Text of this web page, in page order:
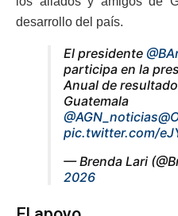
desarrollo del país.
El presidente
participa en la
Anual de
Guatemala
@AGN_noticias
pic.twitter.com/
— Brenda Lari
2026